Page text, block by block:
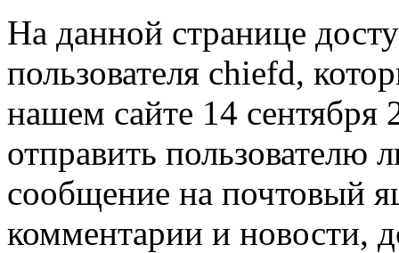
На данной странице
пользователя chiefd,
нашем сайте 14
отправить пользователю
сообщение на почтовый
комментарии и новости,